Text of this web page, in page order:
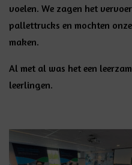
voelen. We zagen het
pallettrucks en mochten
maken.
Al met al was het een
leerlingen.